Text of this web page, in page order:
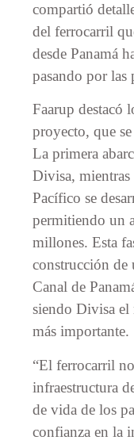
compartió
del ferrocarril
desde Panamá
pasando por las
Faarup destacó
proyecto, que
La primera
Divisa, mientras
Pacífico se
permitiendo un
millones. Esta
construcción de
Canal de
siendo Divisa
más importante.
“El ferrocarril
infraestructura
de vida de los
confianza en la